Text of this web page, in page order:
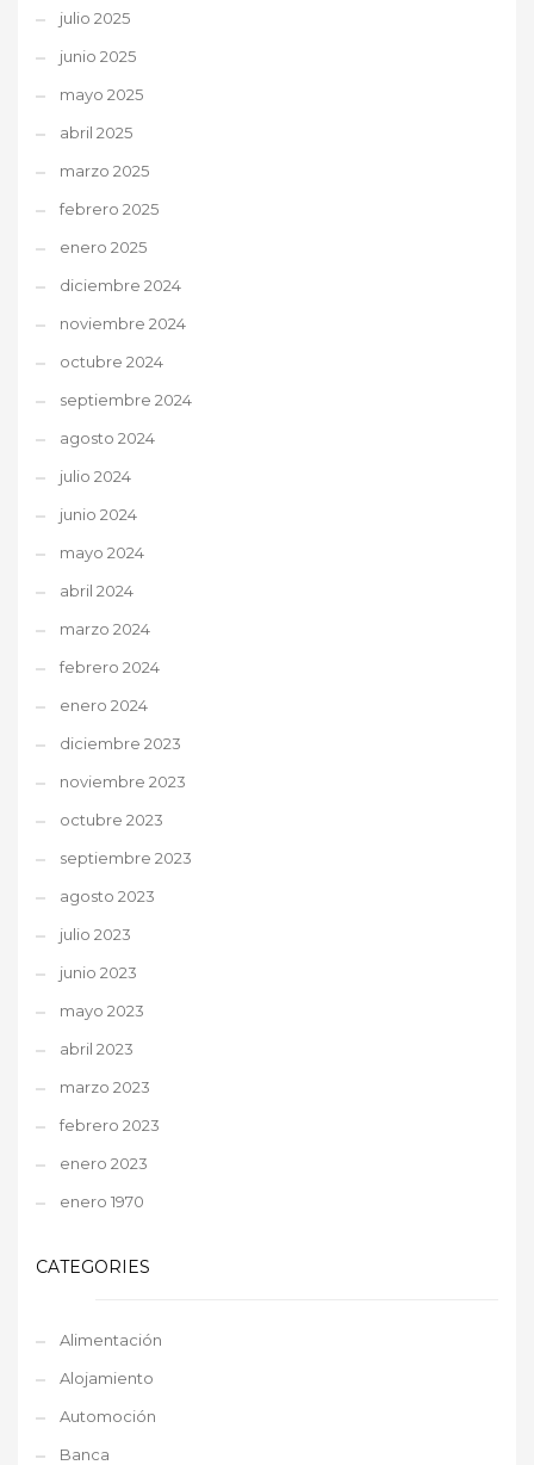
julio 2025
junio 2025
mayo 2025
abril 2025
marzo 2025
febrero 2025
enero 2025
diciembre 2024
noviembre 2024
octubre 2024
septiembre 2024
agosto 2024
julio 2024
junio 2024
mayo 2024
abril 2024
marzo 2024
febrero 2024
enero 2024
diciembre 2023
noviembre 2023
octubre 2023
septiembre 2023
agosto 2023
julio 2023
junio 2023
mayo 2023
abril 2023
marzo 2023
febrero 2023
enero 2023
enero 1970
CATEGORIES
Alimentación
Alojamiento
Automoción
Banca